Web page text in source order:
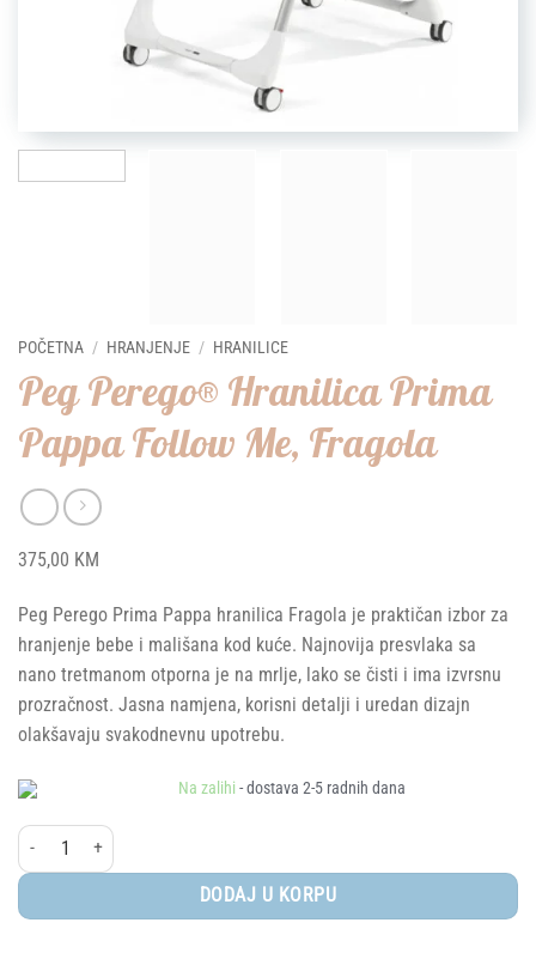
POČETNA / HRANJENJE / HRANILICE
Peg Perego® Hranilica Prima
Pappa Follow Me, Fragola
375,00 KM
Peg Perego Prima Pappa hranilica Fragola je praktičan izbor za
hranjenje bebe i mališana kod kuće. Najnovija presvlaka sa
nano tretmanom otporna je na mrlje, lako se čisti i ima izvrsnu
prozračnost. Jasna namjena, korisni detalji i uredan dizajn
olakšavaju svakodnevnu upotrebu.
Na zalihi - dostava 2-5 radnih dana
Peg Perego® Hranilica Prima Pappa Follow Me, Fragola količina
DODAJ U KORPU